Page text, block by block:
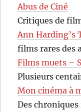
Abus de Ciné
Critiques de
Ann Harding’s
films rares des
Films muets –
Plusieurs
Mon cinéma à
Des